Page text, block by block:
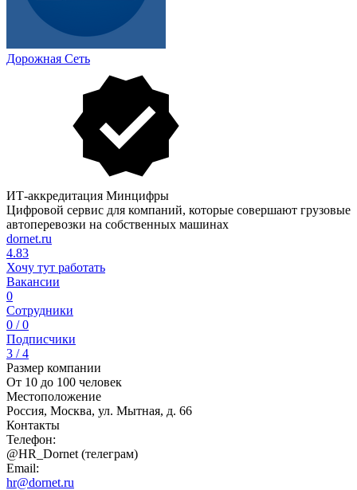
Дорожная Сеть
ИТ-аккредитация Минцифры
Цифровой сервис для компаний, которые совершают грузовые
автоперевозки на собственных машинах
dornet.ru
4.83
Хочу тут работать
Вакансии
0
Сотрудники
0 / 0
Подписчики
3 / 4
Размер компании
От 10 до 100 человек
Местоположение
Россия, Москва, ул. Мытная, д. 66
Контакты
Телефон:
@HR_Dornet (телеграм)
Email:
hr@dornet.ru